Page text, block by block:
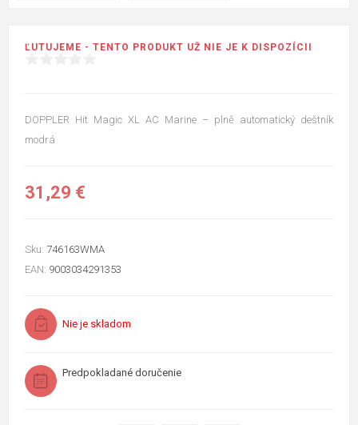
ĽUTUJEME - TENTO PRODUKT UŽ NIE JE K DISPOZÍCII
DOPPLER Hit Magic XL AC Marine – plně automatický deštník
modrá
31,29 €
Sku: 746163WMA
EAN: 9003034291353
Nie je skladom
Predpokladané doručenie